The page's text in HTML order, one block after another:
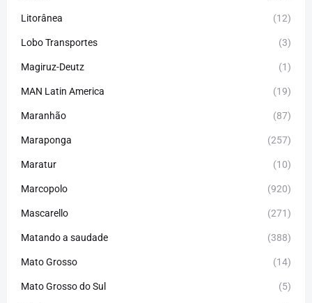
Litorânea (12)
Lobo Transportes (3)
Magiruz-Deutz (1)
MAN Latin America (19)
Maranhão (87)
Maraponga (257)
Maratur (10)
Marcopolo (920)
Mascarello (271)
Matando a saudade (388)
Mato Grosso (14)
Mato Grosso do Sul (5)